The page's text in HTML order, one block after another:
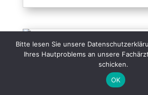
Lichen Sclerosus: Ursachen,
Online-Diagnose & Therapie
Bitte lesen Sie unsere
Ihres Hautproblems an unsere
schicken.
OK